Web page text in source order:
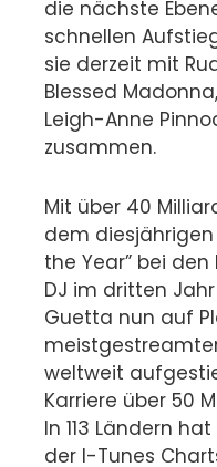
die nächste
schnellen
sie derzeit mit
Blessed
Leigh-Anne
zusammen.
Mit über 40
dem diesjährigen
the Year” bei den
DJ im dritten
Guetta nun auf
weltweit
Karriere über 50
In 113 Ländern
der I-Tunes